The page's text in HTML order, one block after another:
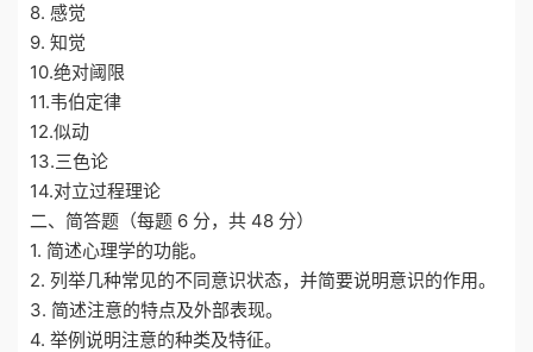
8. 感觉
9. 知觉
10.绝对阈限
11.韦伯定律
12.似动
13.三色论
14.对立过程理论
二、简答题（每题 6 分，共 48 分）
1. 简述心理学的功能。
2. 列举几种常见的不同意识状态，并简要说明意识的作用。
3. 简述注意的特点及外部表现。
4. 举例说明注意的种类及特征。